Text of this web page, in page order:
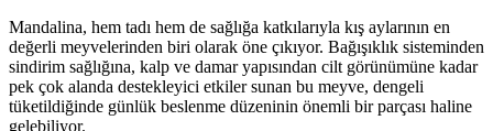
Mandalina, hem tadı hem de sağlığa katkılarıyla kış aylarının en
değerli meyvelerinden biri olarak öne çıkıyor. Bağışıklık sisteminden
sindirim sağlığına, kalp ve damar yapısından cilt görünümüne kadar
pek çok alanda destekleyici etkiler sunan bu meyve, dengeli
tüketildiğinde günlük beslenme düzeninin önemli bir parçası haline
gelebiliyor.